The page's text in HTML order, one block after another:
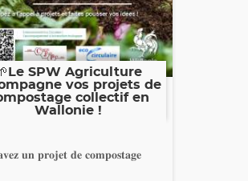
SPW Agriculture
vos projets de
collectif en
Wallonie !
𝐮𝐧 𝐩𝐫𝐨𝐣𝐞𝐭 𝐝𝐞 𝐜𝐨𝐦𝐩𝐨𝐬𝐭𝐚𝐠𝐞